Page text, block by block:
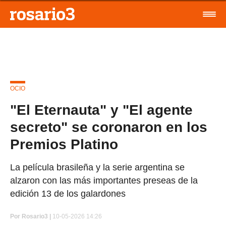
OCIO
"El Eternauta" y "El agente
secreto" se coronaron en los
Premios Platino
La película brasileña y la serie argentina se
alzaron con las más importantes preseas de la
edición 13 de los galardones
Por Rosario3 | 10-05-2026 14:26